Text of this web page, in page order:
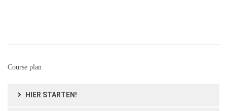
Course plan
HIER STARTEN!